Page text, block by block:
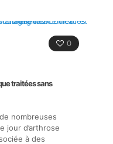
0
traitées sans
nombreuses
jour d’arthrose
à des